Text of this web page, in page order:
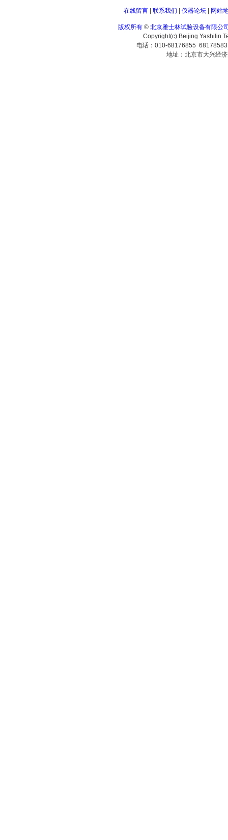
在线留言| 联系我们 仪器论坛| 网站
版权所有 © 北京雅士林试验设备有限公
Copyright(c) Beijing Yashilin
电话：010-68176855
地址：北京市大兴经